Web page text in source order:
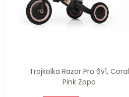
Trojkolka Razor Pro 6v1, Coral
Pink Zopa